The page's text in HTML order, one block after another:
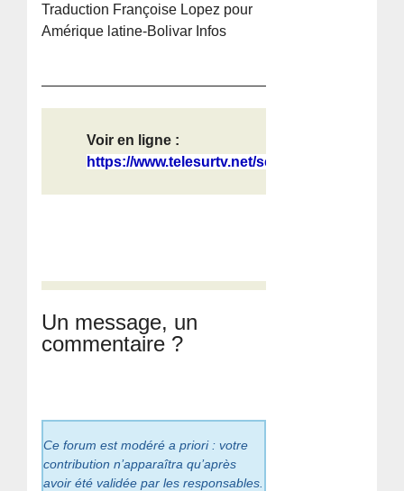
Traduction Françoise Lopez pour
Amérique latine-Bolivar Infos
Voir en ligne :
https://www.telesurtv.net/seguidore...
Un message, un
commentaire ?
Ce forum est modéré a priori : votre
contribution n’apparaîtra qu’après
avoir été validée par les responsables.